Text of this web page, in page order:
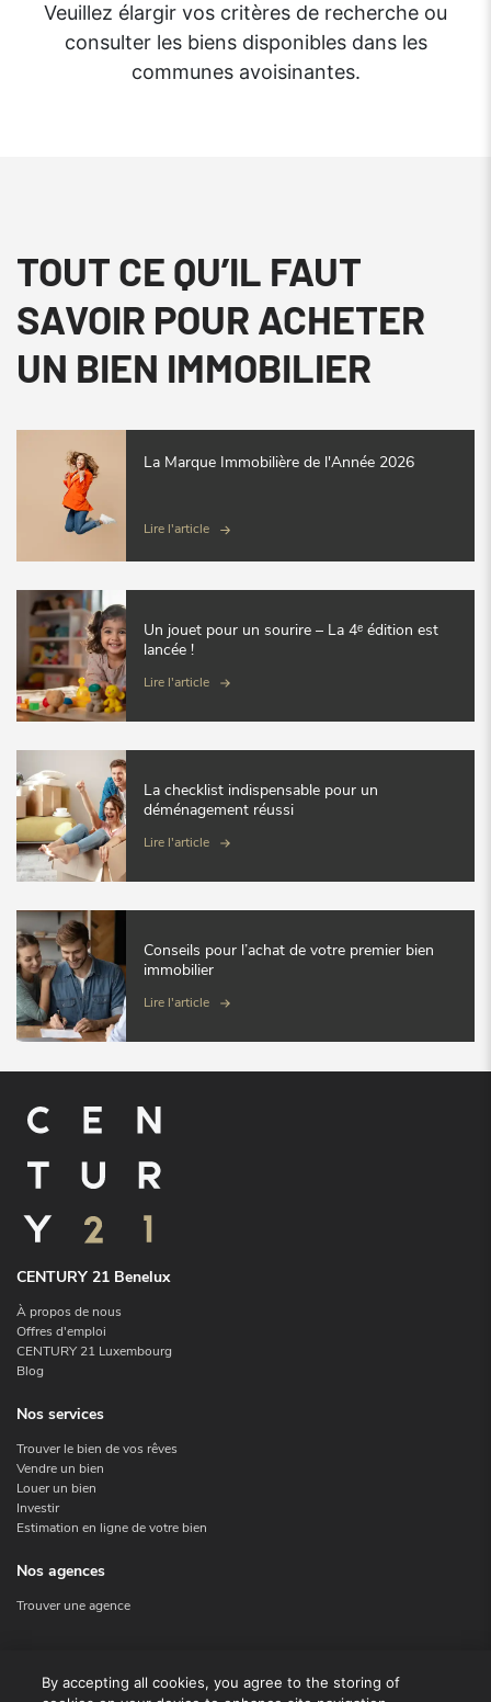
Veuillez élargir vos critères de recherche ou
consulter les biens disponibles dans les
communes avoisinantes.
TOUT CE QU’IL FAUT
SAVOIR POUR ACHETER
UN BIEN IMMOBILIER
La Marque Immobilière de l'Année 2026
Lire l'article
Un jouet pour un sourire – La 4ᵉ édition est
lancée !
Lire l'article
La checklist indispensable pour un
déménagement réussi
Lire l'article
Conseils pour l’achat de votre premier bien
immobilier
Lire l'article
CENTURY 21 Benelux
À propos de nous
Offres d'emploi
CENTURY 21 Luxembourg
Blog
Nos services
Trouver le bien de vos rêves
Vendre un bien
Louer un bien
Investir
Estimation en ligne de votre bien
Nos agences
Trouver une agence
By accepting all cookies, you agree to the storing of